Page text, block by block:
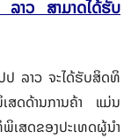
າວ ສາມາດໄດ້ຮັບ
ລາວ ຈະໄດ້ຮັບສິດທິ
ສດດ້ານການຄ້າ ແມ່ນ
ສດຂອງປະເທດຜູ້ນຳ